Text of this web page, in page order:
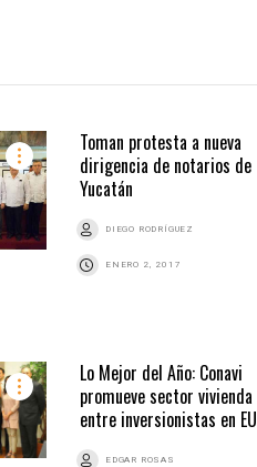
Toman protesta a nueva
dirigencia de notarios de
Yucatán
DIEGO RODRÍGUEZ
ENERO 2, 2017
Lo Mejor del Año: Conavi
promueve sector vivienda
entre inversionistas en EU
EDGAR ROSAS